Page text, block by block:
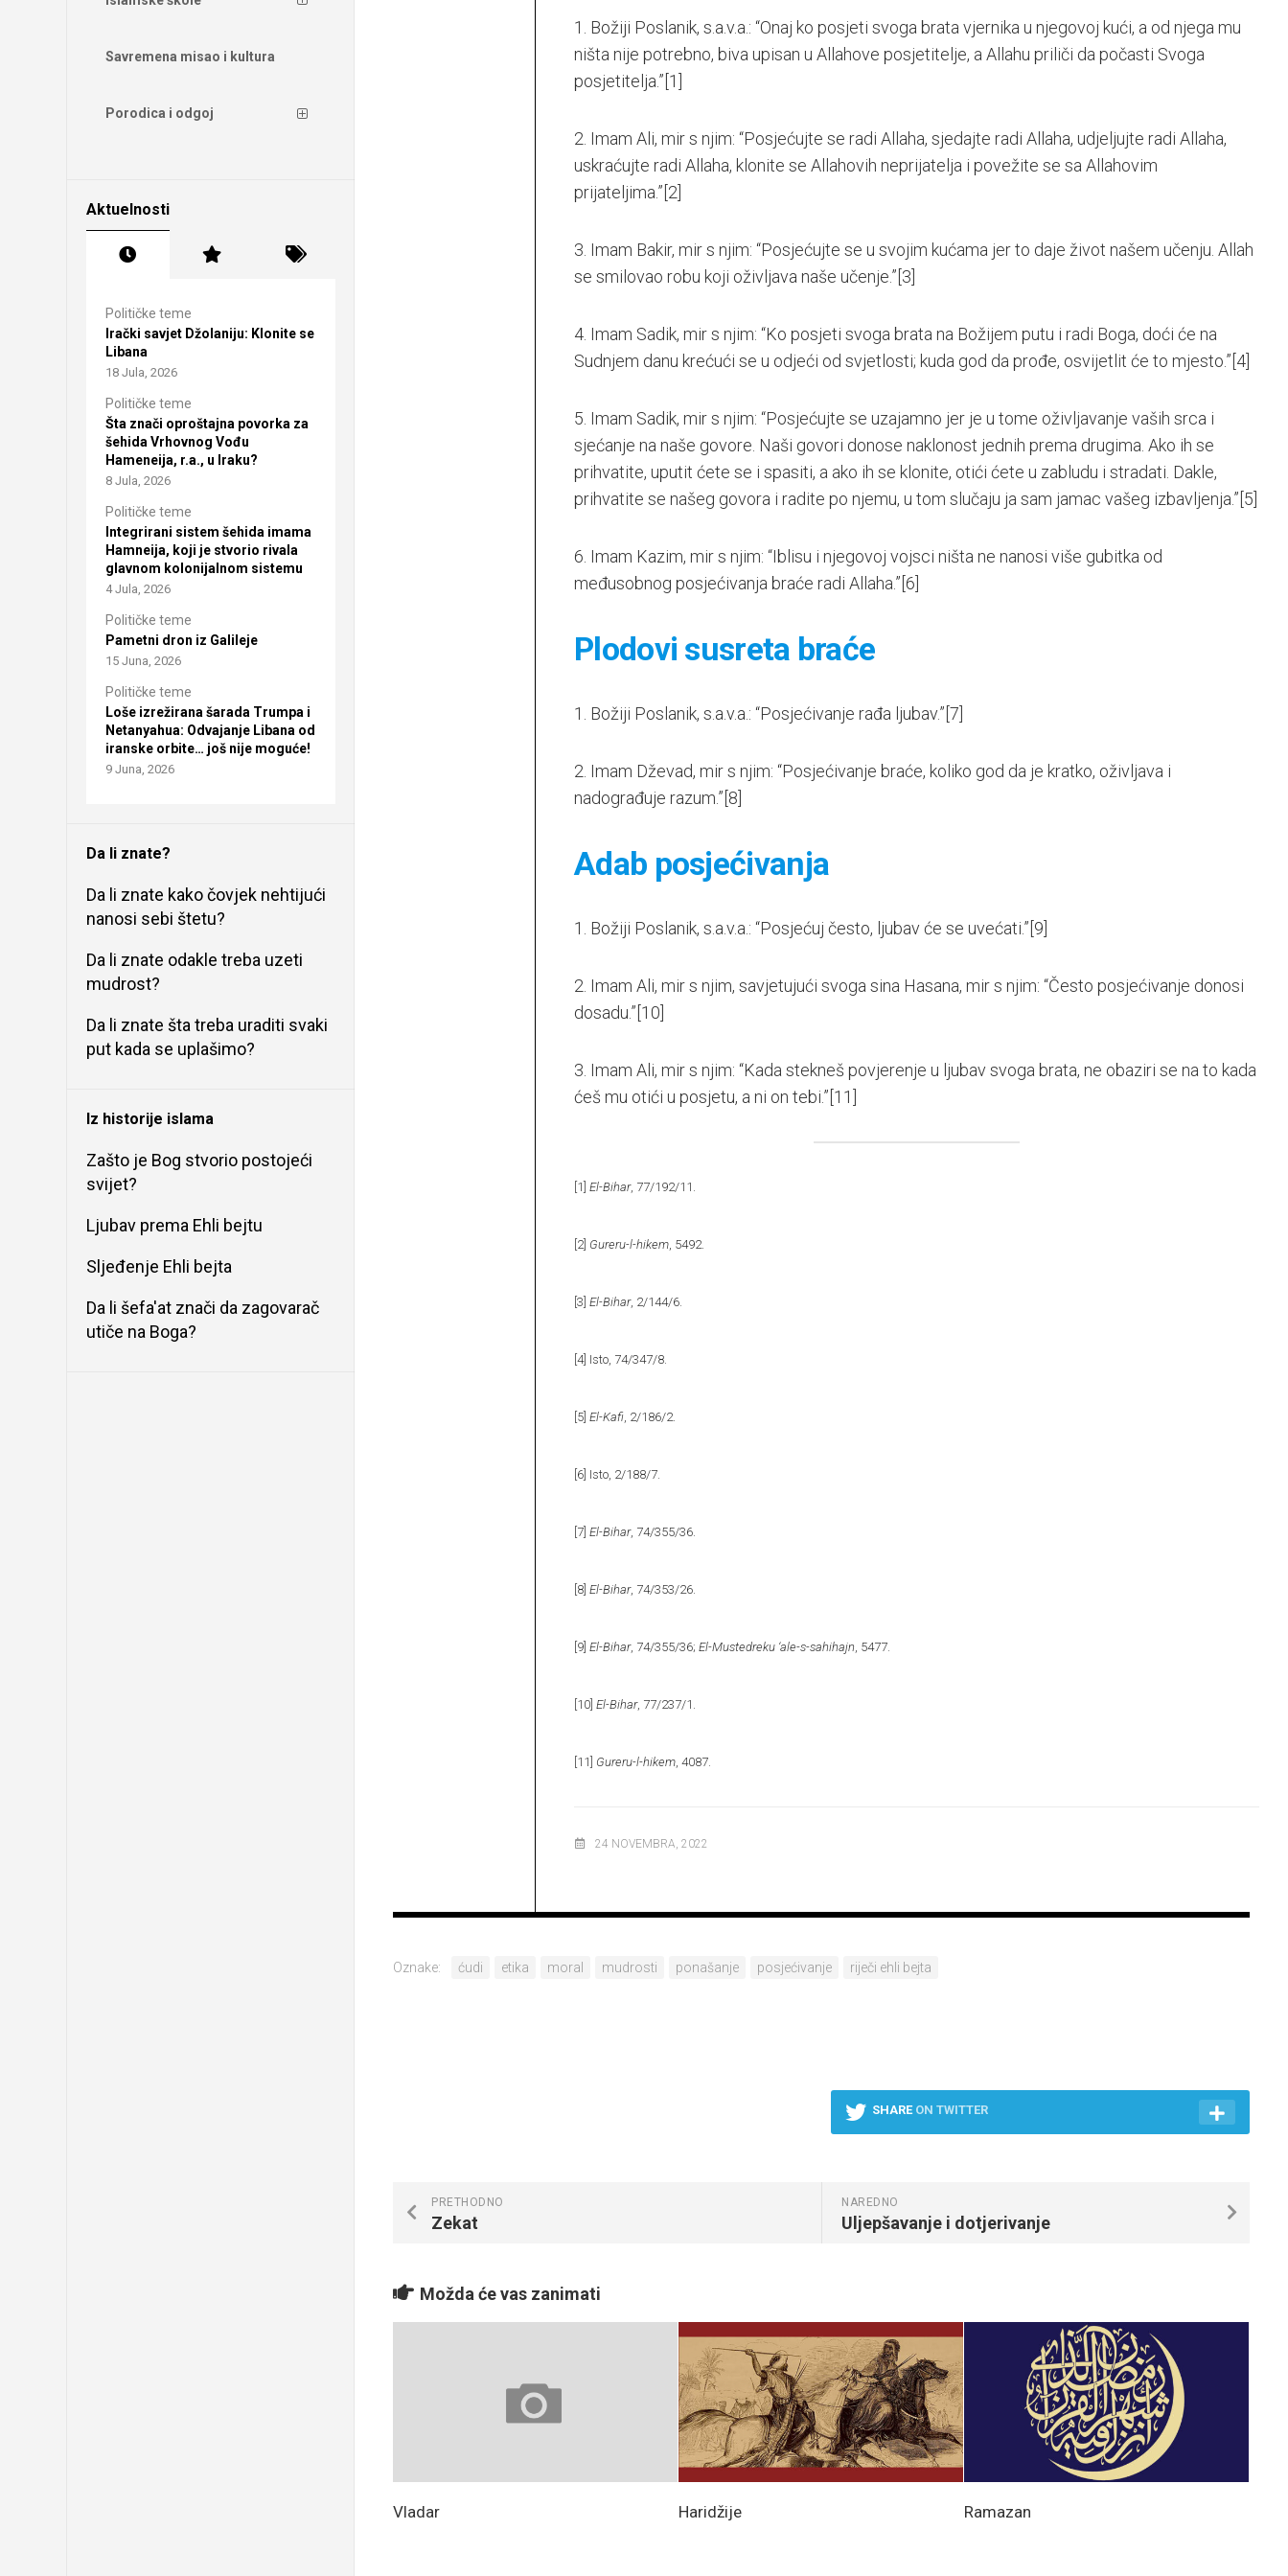
važna
ibadetska
1. Božiji Poslanik, s.a.v.a.: “Onaj ko posjeti svoga brata vjernika u njegovoj kući, a od njega mu
ništa nije potrebno, biva upisan u Allahove posjetitelje, a Allahu priliči da počasti Svoga
posjetitelja.” [1]
2. Imam Ali, mir s njim: “Posjećujte se radi Allaha, sjedajte radi Allaha, udjeljujte radi Allaha,
uskraćujte radi Allaha, klonite se Allahovih neprijatelja i povežite se sa Allahovim
prijateljima.” [2]
3. Imam Bakir, mir s njim: “Posjećujte se u svojim kućama jer to daje život našem učenju. Allah
se smilovao robu koji oživljava naše učenje.” [3]
4. Imam Sadik, mir s njim: “Ko posjeti svoga brata na Božijem putu i radi Boga, doći će na
Sudnjem danu krećući se u odjeći od svjetlosti; kuda god da prođe, osvijetlit će to mjesto.” [4]
5. Imam Sadik, mir s njim: “Posjećujte se uzajamno jer je u tome oživljavanje vaših srca i
sjećanje na naše govore. Naši govori donose naklonost jednih prema drugima. Ako ih se
prihvatite, uputit ćete se i spasiti, a ako ih se klonite, otići ćete u zabludu i stradati. Dakle,
prihvatite se našeg govora i radite po njemu, u tom slučaju ja sam jamac vašeg izbavljenja.” [5]
6. Imam Kazim, mir s njim: “Iblisu i njegovoj vojsci ništa ne nanosi više gubitka od
međusobnog posjećivanja braće radi Allaha.” [6]
Plodovi susreta braće
1. Božiji Poslanik, s.a.v.a.: “Posjećivanje rađa ljubav.” [7]
2. Imam Dževad, mir s njim: “Posjećivanje braće, koliko god da je kratko, oživljava i
nadograđuje razum.” [8]
Adab posjećivanja
1. Božiji Poslanik, s.a.v.a.: “Posjećuj često, ljubav će se uvećati.” [9]
2. Imam Ali, mir s njim, savjetujući svoga sina Hasana, mir s njim: “Često posjećivanje donosi
dosadu.” [10]
3. Imam Ali, mir s njim: “Kada stekneš povjerenje u ljubav svoga brata, ne obaziri se na to kada
ćeš mu otići u posjetu, a ni on tebi.” [11]
[1] El-Bihar, 77/192/11.
[2] Gureru-l-hikem , 5492.
[3] El-Bihar, 2/144/6.
[4] Isto, 74/347/8.
[5] El-Kafi , 2/186/2.
[6] Isto, 2/188/7.
[7] El-Bihar, 74/355/36.
[8] El-Bihar, 74/353/26.
[9] El-Bihar, 74/355/36;El-Mustedreku ‘ale-s-sahihajn , 5477.
[10] El-Bihar, 77/237/1.
[11] Gureru-l-hikem , 4087.
24 NOVEMBRA, 2022
Oznake: ćudi etika moral mudrosti ponašanje posjećivanje riječi ehli bejta
SHARE ON TWITTER
NAREDNO
Uljepšavanje i dotjerivanje
PRETHODNO
Zekat
Možda će vas zanimati
Vladar Haridžije Ramazan
Savremena misao i kultura
Porodica i odgoj
Aktuelnosti
Političke teme
Irački savjet Džolaniju: Klonite se
Libana
18 Jula, 2026
Političke teme
Šta znači oproštajna povorka za
šehida Vrhovnog Vođu
Hameneija, r.a., u Iraku?
8 Jula, 2026
Političke teme
Integrirani sistem šehida imama
Hamneija, koji je stvorio rivala
glavnom kolonijalnom sistemu
4 Jula, 2026
Političke teme
Pametni dron iz Galileje
15 Juna, 2026
Političke teme
Loše izrežirana šarada Trumpa i
Netanyahua: Odvajanje Libana od
iranske orbite… još nije moguće!
9 Juna, 2026
Da li znate?
Da li znate kako čovjek nehtijući
nanosi sebi štetu?
Da li znate odakle treba uzeti
mudrost?
Da li znate šta treba uraditi svaki
put kada se uplašimo?
Iz historije islama
Zašto je Bog stvorio postojeći
svijet?
Ljubav prema Ehli bejtu
Sljeđenje Ehli bejta
Da li šefa'at znači da zagovarač
utiče na Boga?